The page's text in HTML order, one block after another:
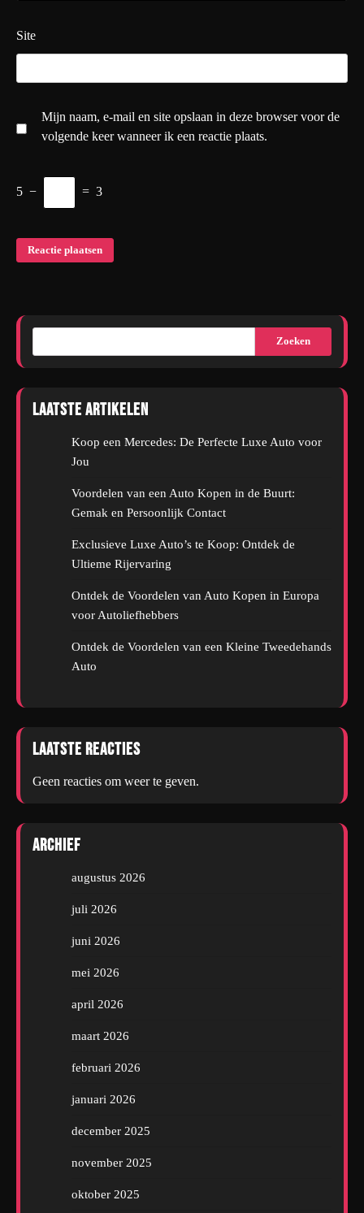
Site
Mijn naam, e-mail en site opslaan in deze browser voor de
volgende keer wanneer ik een reactie plaats.
5 − = 3
Zoeken
Laatste artikelen
Koop een Mercedes: De Perfecte Luxe Auto voor
Jou
Voordelen van een Auto Kopen in de Buurt:
Gemak en Persoonlijk Contact
Exclusieve Luxe Auto’s te Koop: Ontdek de
Ultieme Rijervaring
Ontdek de Voordelen van Auto Kopen in Europa
voor Autoliefhebbers
Ontdek de Voordelen van een Kleine Tweedehands
Auto
Laatste reacties
Geen reacties om weer te geven.
Archief
augustus 2026
juli 2026
juni 2026
mei 2026
april 2026
maart 2026
februari 2026
januari 2026
december 2025
november 2025
oktober 2025